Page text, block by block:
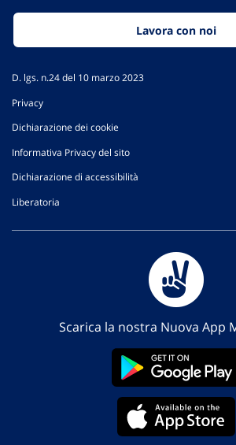
Lavora con noi
D. lgs. n.24 del 10 marzo 2023
Privacy
Dichiarazione dei cookie
Informativa Privacy del sito
Dichiarazione di accessibilità
Liberatoria
Scarica la nostra Nuova App